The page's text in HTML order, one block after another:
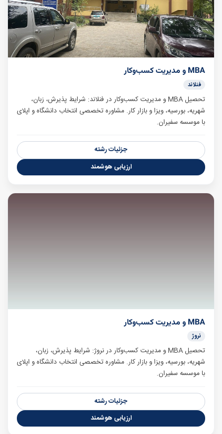
MBA و مدیریت کسب‌وکار
فنلاند
تحصیل MBA و مدیریت کسب‌وکار در فنلاند: شرایط پذیرش، زبان،
شهریه، بورسیه، ویزا و بازار کار. مشاوره تخصصی انتخاب دانشگاه و اپلای
با موسسه سفیران.
جزئیات رشته
ارزیابی هوشمند
MBA و مدیریت کسب‌وکار
نروژ
تحصیل MBA و مدیریت کسب‌وکار در نروژ: شرایط پذیرش، زبان،
شهریه، بورسیه، ویزا و بازار کار. مشاوره تخصصی انتخاب دانشگاه و اپلای
با موسسه سفیران.
جزئیات رشته
ارزیابی هوشمند